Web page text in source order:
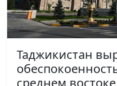
Таджикистан
среднем востоке